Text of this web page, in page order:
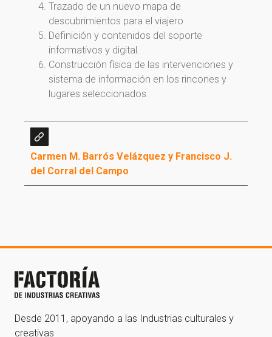
¡Gracias por suscribirte a
nuestra newsletter!
¡Gracias por suscribirte a nuestra newsletter!
Trazado de un nuevo mapa de
descubrimientos para el viajero.
Definición y contenidos del soporte
informativos y digital.
Construcción física de las intervenciones y
sistema de información en los rincones y
lugares seleccionados.
Carmen M. Barrós Velázquez y Francisco J.
del Corral del Campo
Desde 2011, apoyando a las Industrias culturales y
creativas